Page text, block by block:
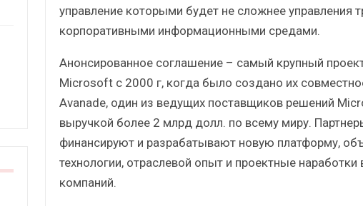
управление которыми будет не сложнее управления
корпоративными информационными средами.
Анонсированное соглашение – самый крупный
Microsoft с 2000 г, когда было создано их
Avanade, один из ведущих поставщиков решений
выручкой более 2 млрд долл. по всему миру.
финансируют и разрабатывают новую платформу,
технологии, отраслевой опыт и проектные наработки
компаний.
ИБП
Подкосят ли глобальные угрозы
Отрасль